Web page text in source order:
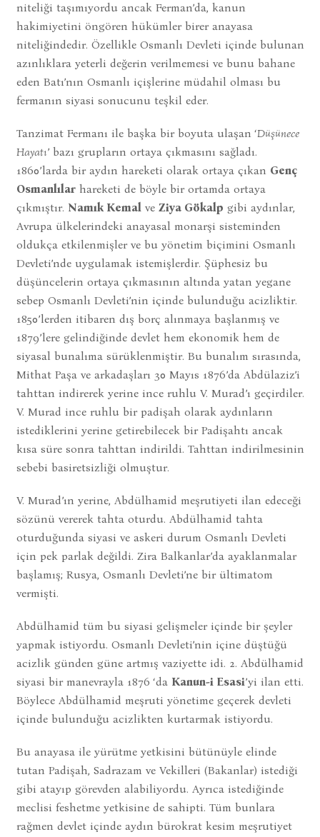
niteliği taşımıyordu ancak Ferman’da, kanun
hakimiyetini öngören hükümler birer anayasa
niteliğindedir. Özellikle Osmanlı Devleti içinde bulunan
azınlıklara yeterli değerin verilmemesi ve bunu bahane
eden Batı’nın Osmanlı içişlerine müdahil olması bu
fermanın siyasi sonucunu teşkil eder.
Tanzimat Fermanı ile başka bir boyuta ulaşan ‘Düşünece
Hayatı’ bazı grupların ortaya çıkmasını sağladı.
1860’larda bir aydın hareketi olarak ortaya çıkan Genç
Osmanlılarhareketi de böyle bir ortamda ortaya
çıkmıştır. Namık Kemalve Ziya Gökalp gibi aydınlar,
Avrupa ülkelerindeki anayasal monarşi sisteminden
oldukça etkilenmişler ve bu yönetim biçimini Osmanlı
Devleti’nde uygulamak istemişlerdir. Şüphesiz bu
düşüncelerin ortaya çıkmasının altında yatan yegane
sebep Osmanlı Devleti’nin içinde bulunduğu acizliktir.
1850’lerden itibaren dış borç alınmaya başlanmış ve
1879’lere gelindiğinde devlet hem ekonomik hem de
siyasal bunalıma sürüklenmiştir. Bu bunalım sırasında,
Mithat Paşa ve arkadaşları 30 Mayıs 1876’da Abdülaziz’i
tahttan indirerek yerine ince ruhlu V. Murad’ı geçirdiler.
V. Murad ince ruhlu bir padişah olarak aydınların
istediklerini yerine getirebilecek bir Padişahtı ancak
kısa süre sonra tahttan indirildi. Tahttan indirilmesinin
sebebi basiretsizliği olmuştur.
V. Murad’ın yerine, Abdülhamid meşrutiyeti ilan edeceği
sözünü vererek tahta oturdu. Abdülhamid tahta
oturduğunda siyasi ve askeri durum Osmanlı Devleti
için pek parlak değildi. Zira Balkanlar’da ayaklanmalar
başlamış; Rusya, Osmanlı Devleti’ne bir ültimatom
vermişti.
Abdülhamid tüm bu siyasi gelişmeler içinde bir şeyler
yapmak istiyordu. Osmanlı Devleti’nin içine düştüğü
acizlik günden güne artmış vaziyette idi. 2. Abdülhamid
siyasi bir manevrayla 1876 ‘da Kanun-i Esasi’yi ilan etti.
Böylece Abdülhamid meşruti yönetime geçerek devleti
içinde bulunduğu acizlikten kurtarmak istiyordu.
Bu anayasa ile yürütme yetkisini bütünüyle elinde
tutan Padişah, Sadrazam ve Vekilleri (Bakanlar) istediği
gibi atayıp görevden alabiliyordu. Ayrıca istediğinde
meclisi feshetme yetkisine de sahipti. Tüm bunlara
rağmen devlet içinde aydın bürokrat kesim meşrutiyet